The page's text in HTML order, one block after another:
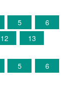
5
6
12 13
5
6